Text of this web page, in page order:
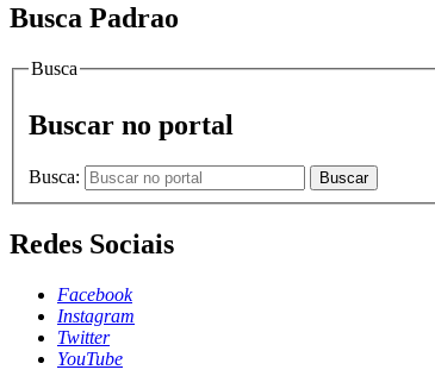
Busca Padrao
Busca
Buscar no portal
Busca: Buscar
Redes Sociais
Facebook
Instagram
Twitter
YouTube